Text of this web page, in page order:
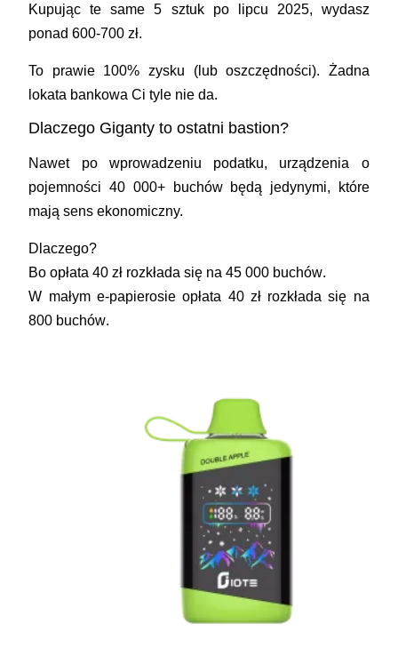
Kupując te same 5 sztuk po lipcu 2025, wydasz
ponad 600-700 zł.
To prawie 100% zysku (lub oszczędności). Żadna
lokata bankowa Ci tyle nie da.
Dlaczego Giganty to ostatni bastion?
Nawet po wprowadzeniu podatku, urządzenia o
pojemności 40 000+ buchów będą jedynymi, które
mają sens ekonomiczny.
Dlaczego?
Bo opłata 40 zł rozkłada się na45 000 buchów.
W małym e-papierosie opłata 40 zł rozkłada się na
800 buchów.